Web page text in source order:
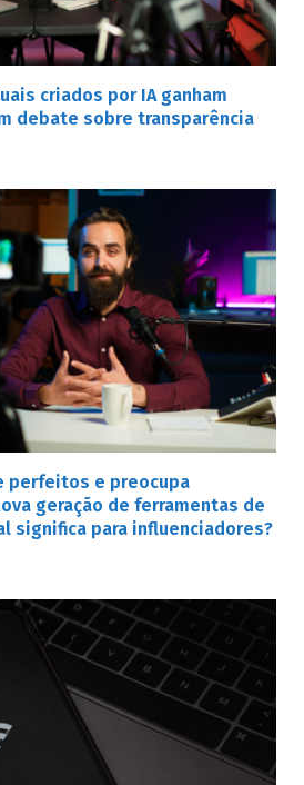
criados por IA ganham
debate sobre transparência
perfeitos e preocupa
geração de ferramentas de
significa para influenciadores?